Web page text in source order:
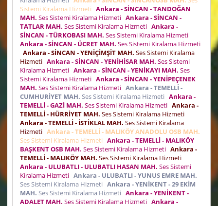
Sistemi Kiralama Hizmeti Ankara - SİNCAN - TANDOĞAN
MAH. Ses Sistemi Kiralama Hizmeti Ankara - SİNCAN -
TATLAR MAH. Ses Sistemi Kiralama Hizmeti Ankara -
SİNCAN - TÜRKOBASI MAH. Ses Sistemi Kiralama Hizmeti
Ankara - SİNCAN - ÜCRET MAH. Ses Sistemi Kiralama Hizmeti
Ankara - SİNCAN - YENİÇİMŞİT MAH. Ses Sistemi Kiralama
Hizmeti Ankara - SİNCAN - YENİHİSAR MAH. Ses Sistemi
Kiralama Hizmeti Ankara - SİNCAN - YENİKAYI MAH. Ses
Sistemi Kiralama Hizmeti Ankara - SİNCAN - YENİPEÇENEK
MAH. Ses Sistemi Kiralama Hizmeti Ankara - TEMELLİ -
CUMHURİYET MAH. Ses Sistemi Kiralama Hizmeti Ankara -
TEMELLİ - GAZİ MAH. Ses Sistemi Kiralama Hizmeti Ankara -
TEMELLİ - HÜRRİYET MAH. Ses Sistemi Kiralama Hizmeti
Ankara - TEMELLİ - İSTİKLAL MAH. Ses Sistemi Kiralama
Hizmeti Ankara - TEMELLİ - MALIKÖY ANADOLU OSB MAH.
Ses Sistemi Kiralama Hizmeti Ankara - TEMELLİ - MALIKÖY
BAŞKENT OSB MAH. Ses Sistemi Kiralama Hizmeti Ankara -
TEMELLİ - MALIKÖY MAH. Ses Sistemi Kiralama Hizmeti
Ankara - ULUBATLI - ULUBATLI HASAN MAH. Ses Sistemi
Kiralama Hizmeti Ankara - ULUBATLI - YUNUS EMRE MAH.
Ses Sistemi Kiralama Hizmeti Ankara - YENİKENT - 29 EKİM
MAH. Ses Sistemi Kiralama Hizmeti Ankara - YENİKENT -
ADALET MAH. Ses Sistemi Kiralama Hizmeti Ankara -